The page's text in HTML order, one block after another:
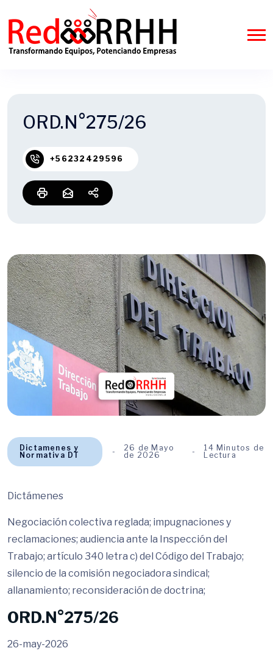
ORD.N°275/26
+56232429596
Dictamenes y
Normativa DT
26 de Mayo
de 2026
14 Minutos de
Lectura
Dictámenes
Negociación colectiva reglada; impugnaciones y
reclamaciones; audiencia ante la Inspección del
Trabajo; artículo 340 letra c) del Código del Trabajo;
silencio de la comisión negociadora sindical;
allanamiento; reconsideración de doctrina;
ORD.N°275/26
26-may-2026